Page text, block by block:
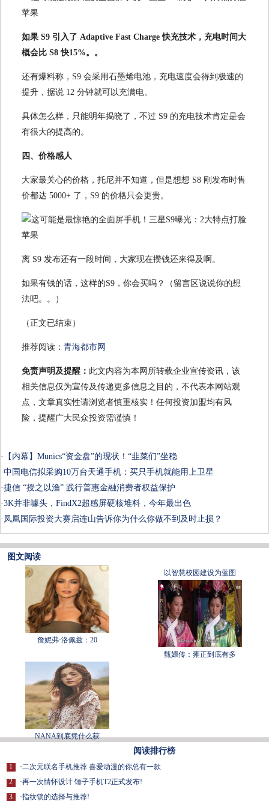
如果 S9 引入了 Adaptive Fast Charge 快充技术，充电时间大
概会比 S8 快15%。。
还有爆料称，S9 会采用石墨烯电池，充电速度会得到极速的
提升，据说 12 分钟就可以充满电。
具体怎么样，只能明年揭晓了，不过 S9 的充电技术肯定是会
有很大的提高的。
四、价格感人
大家最关心的价格，托尼并不知道，但是想想 S8 刚发布时售
价都达 5000+ 了，S9 的价格只会更贵。
离 S9 发布还有一段时间，大家现在攒钱还来得及啊。
如果有钱的话，这样的S9，你会买吗？（留言区说说你的想
法吧。。）
（正文已结束）
推荐阅读： 青海都市网
免责声明及提醒： 此文内容为本网所转载企业宣传资讯，该
相关信息仅为宣传及传递更多信息之目的，不代表本网站观
点，文章真实性请浏览者慎重核实！任何投资加盟均有风
险，提醒广大民众投资需谨慎！
·
【内幕】Munics“资金盘”的现状！“韭菜们”坐稳
·中国电信拟采购10万台天通手机：买只手机就能用上卫星
·捷信 “授之以渔” 践行普惠金融消费者权益保护
·3K并非噱头，FindX2超感屏硬核堆料，今年最出色
· 凤凰国际投资大赛启连山告诉你为什么你做不到及时止损？
图文阅读
詹妮弗·洛佩兹：20
以智慧校园建设为蓝图
甄嬛传：雍正到底有多
NANA到底凭什么获
阅读排行榜
1
2
3
·二次元联名手机推荐 喜爱动漫的你总有一款
·再一次情怀设计 锤子手机T2正式发布!
·指纹锁的选择与推荐!